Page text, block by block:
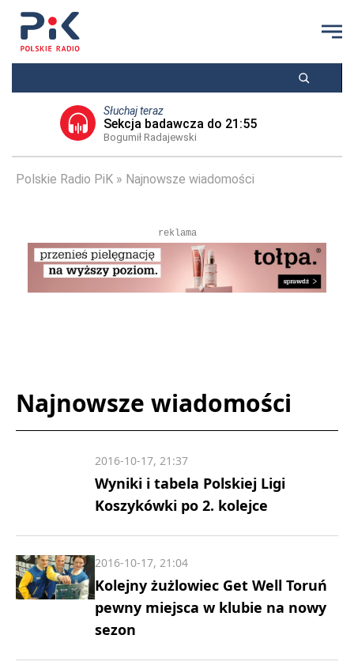
Słuchaj teraz
Sekcja badawcza do 21:55
Bogumił Radajewski
Polskie Radio PiK Najnowsze wiadomości
reklama
Najnowsze wiadomości
Wyniki i tabela Polskiej Ligi
Koszykówki po 2. kolejce
2016-10-17, 21:37
Kolejny żużlowiec Get Well Toruń
pewny miejsca w klubie na nowy
sezon
2016-10-17, 21:04